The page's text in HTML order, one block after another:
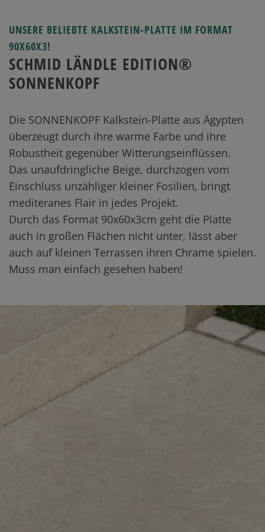
UNSERE BELIEBTE KALKSTEIN-PLATTE IM FORMAT
90X60X3!
SCHMID LÄNDLE EDITION®
SONNENKOPF
Die SONNENKOPF Kalkstein-Platte aus Ägypten
überzeugt durch ihre warme Farbe und ihre
Robustheit gegenüber Witterungseinflüssen.
Das unaufdringliche Beige, durchzogen vom
Einschluss unzähliger kleiner Fosilien, bringt
mediteranes Flair in jedes Projekt.
Durch das Format 90x60x3cm geht die Platte
auch in großen Flächen nicht unter, lässt aber
auch auf kleinen Terrassen ihren Chrame spielen.
Muss man einfach gesehen haben!